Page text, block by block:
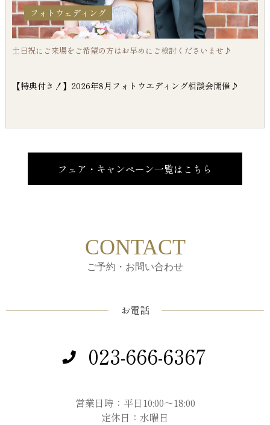
フォトウェディング
土日祝にご来場をご希望の方はお早めにご検討くださいませ♪
【特典付き！】2026年8月フォトウエディング相談会開催♪
フェア・キャンペーン一覧はこちら
CONTACT
ご予約・お問い合わせ
お電話
023-666-6367
営業日時：平日10:00～18:00
定休日：水曜日